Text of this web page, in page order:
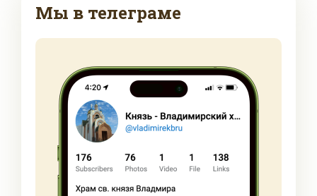
Мы в телеграме